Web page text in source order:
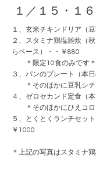
１／１５・１
１、玄米チキンドリア（
２、スタミナ鶏塩雑炊（
らベース）・・￥880
＊限定10食のみです＊
３、パンのプレート（本
＊そのほかに豆乳シチ
４、ゼロセカンド定食（
＊そのほかにひえコロ
５、とくとくランチセッ
￥1000
＊上記の写真はスタミナ